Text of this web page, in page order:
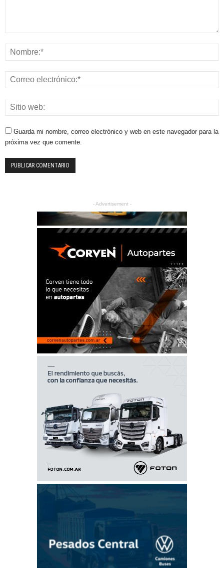
Guarda mi nombre, correo electrónico y web en este navegador para la
próxima vez que comente.
- Advertisement -